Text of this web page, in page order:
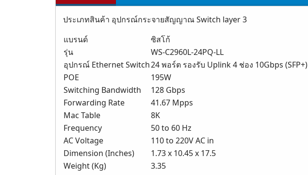
ประเภทสินค้า อุปกรณ์กระจายสัญญาณ Switch layer 3
แบรนด์
ซิสโก้
รุ่น
WS-C2960L-24PQ-LL
อุปกรณ์ Ethernet Switch24 พอร์ต รองรับ Uplink 4 ช่อง 10Gbps (SFP+)
POE
195W
Switching Bandwidth
128 Gbps
Forwarding Rate
41.67 Mpps
Mac Table
8K
Frequency
50 to 60 Hz
AC Voltage
110 to 220V AC in
Dimension (Inches)
1.73 x 10.45 x 17.5
Weight (Kg)
3.35